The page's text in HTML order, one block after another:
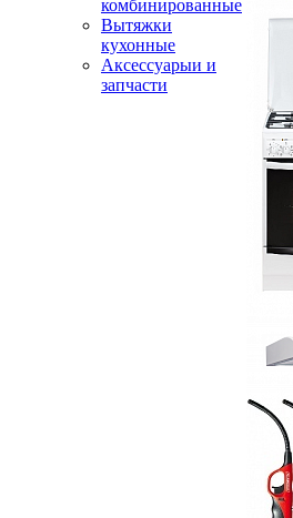
комбинированные
Вытяжки
кухонные
Аксессуарыи и
запчасти